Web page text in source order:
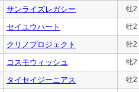
サンライズレガシー 牡2
セイユウハート 牡2
クリノプロジェクト 牡2
コスモウィッシュ 牝2
タイセイジーニアス 牡2